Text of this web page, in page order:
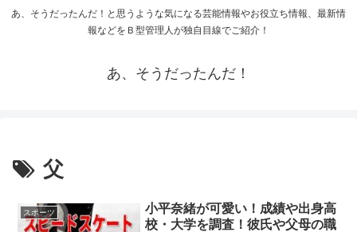
あ、そうだったんだ！と思うような気になる芸能情報やお役立ち情報、最新情
報などをＢ型管理人が独自目線でご紹介！
あ、そうだったんだ！
父
スポーツ
小平奈緒が可愛い！成績や出身高
校・大学を調査！彼氏や父母の職